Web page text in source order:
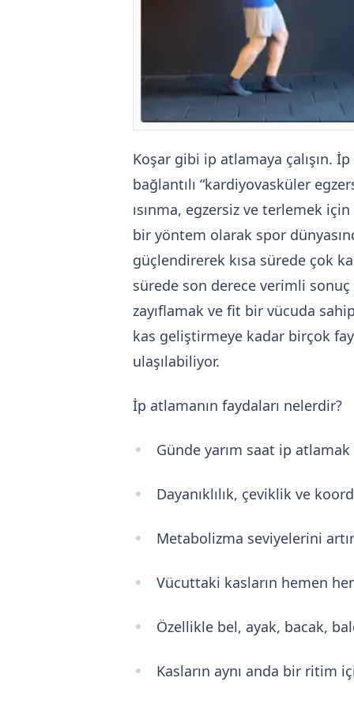
Koşar gibi ip atlamaya çalışın.
bağlantılı “kardiyovasküler
ısınma, egzersiz ve terlemek
bir yöntem olarak spor
güçlendirerek kısa sürede çok
sürede son derece verimli
zayıflamak ve fit bir vücuda
kas geliştirmeye kadar birçok
ulaşılabiliyor.
İp atlamanın faydaları nelerdir?
Günde yarım saat ip atlamak
Dayanıklılık, çeviklik ve
Metabolizma seviyelerini
Vücuttaki kasların hemen
Özellikle bel, ayak, bacak,
Kasların aynı anda bir ritim